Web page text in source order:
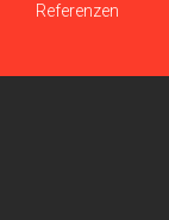
Referenzen